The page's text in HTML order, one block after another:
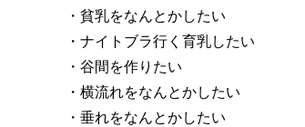
・貧乳をなんとかしたい
・ナイトブラ行く育乳したい
・谷間を作りたい
・横流れをなんとかしたい
・垂れをなんとかしたい